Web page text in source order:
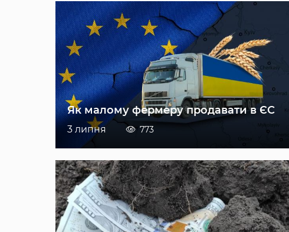
Як малому фермеру продавати в ЄС
3 липня 773